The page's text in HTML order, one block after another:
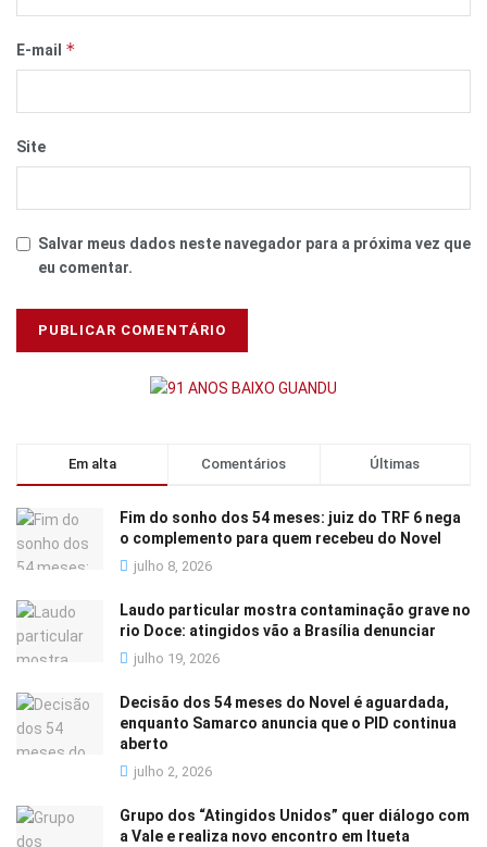
E-mail *
Site
Salvar meus dados neste navegador para a próxima vez que
eu comentar.
Em alta Comentários Últimas
Fim do sonho dos 54 meses: juiz do TRF 6 nega
o complemento para quem recebeu do Novel
julho 8, 2026
Laudo particular mostra contaminação grave no
rio Doce: atingidos vão a Brasília denunciar
julho 19, 2026
Decisão dos 54 meses do Novel é aguardada,
enquanto Samarco anuncia que o PID continua
aberto
julho 2, 2026
Grupo dos “Atingidos Unidos” quer diálogo com
a Vale e realiza novo encontro em Itueta